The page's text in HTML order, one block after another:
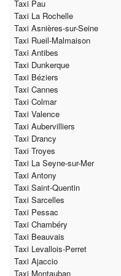
Taxi Pau
Taxi La Rochelle
Taxi Asnières-sur-Seine
Taxi Rueil-Malmaison
Taxi Antibes
Taxi Dunkerque
Taxi Béziers
Taxi Cannes
Taxi Colmar
Taxi Valence
Taxi Aubervilliers
Taxi Drancy
Taxi Troyes
Taxi La Seyne-sur-Mer
Taxi Antony
Taxi Saint-Quentin
Taxi Sarcelles
Taxi Pessac
Taxi Chambéry
Taxi Beauvais
Taxi Levallois-Perret
Taxi Ajaccio
Taxi Montauban